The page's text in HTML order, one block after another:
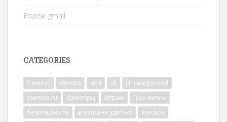
Борем gmail
CATEGORIES
5 минут devops qml qt
Uncategorized
vsemoe.ru
Джиперы Играю
Про жизнь
безопасность
в машине удобно
всесвое